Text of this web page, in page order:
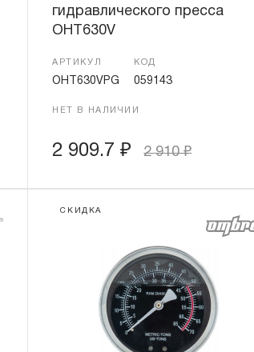
гидравлического пресса
OHT630V
АРТИКУЛ
OHT630VPG
КОД
059143
НЕТ В НАЛИЧИИ
2 909.7₽ 2 910₽
СКИДКА